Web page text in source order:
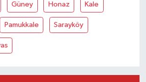
Güney Honaz Kale
Pamukkale Sarayköy